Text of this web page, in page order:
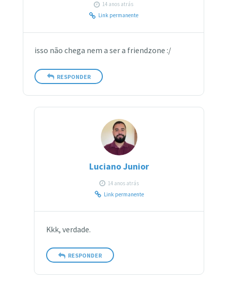
14 anos atrás
Link permanente
isso não chega nem a ser a friendzone :/
RESPONDER
Luciano Junior
14 anos atrás
Link permanente
Kkk, verdade.
RESPONDER